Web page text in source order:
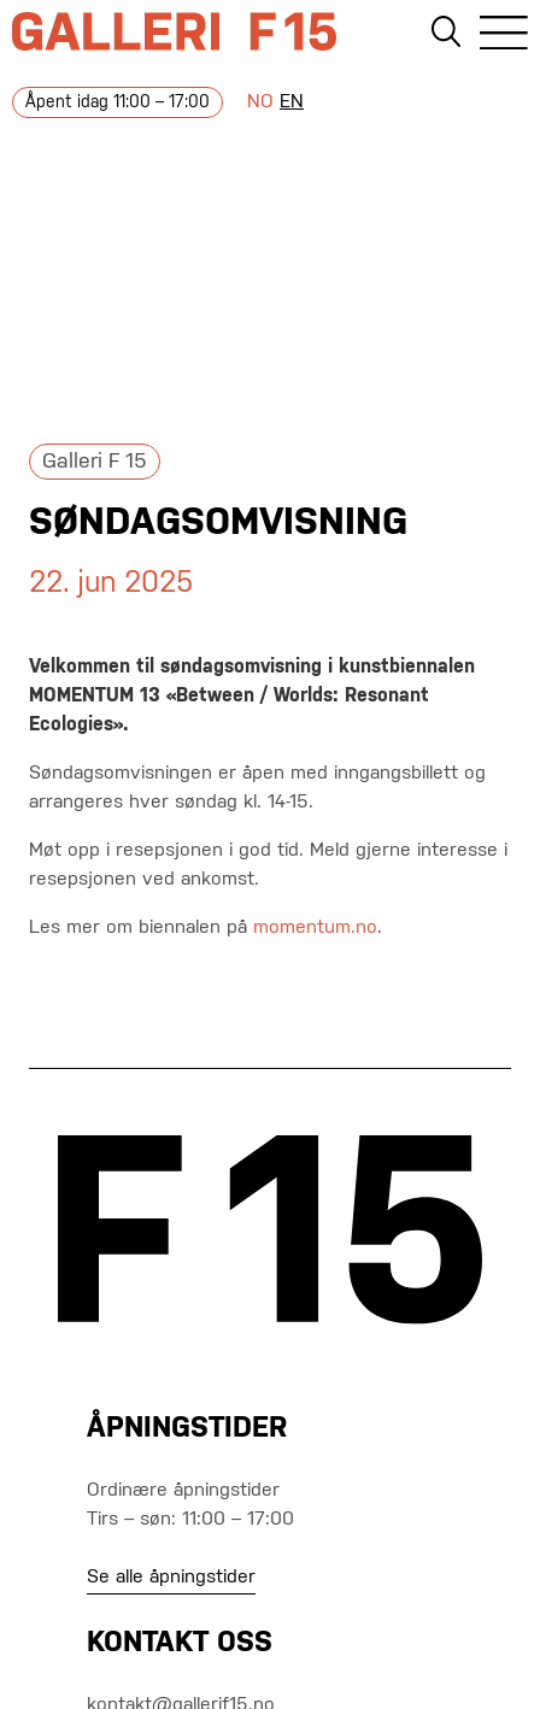
Åpent idag 11:00 – 17:00 NO EN
Galleri F 15
SØNDAGSOMVISNING
22. jun 2025
Velkommen til søndagsomvisning i kunstbiennalen
MOMENTUM 13 «Between / Worlds: Resonant
Ecologies».
Søndagsomvisningen er åpen med inngangsbillett og
arrangeres hver søndag kl. 14-15.
Møt opp i resepsjonen i god tid. Meld gjerne interesse i
resepsjonen ved ankomst.
Les mer om biennalen på momentum.no.
ÅPNINGSTIDER
Ordinære åpningstider
Tirs – søn: 11:00 – 17:00
Se alle åpningstider
KONTAKT OSS